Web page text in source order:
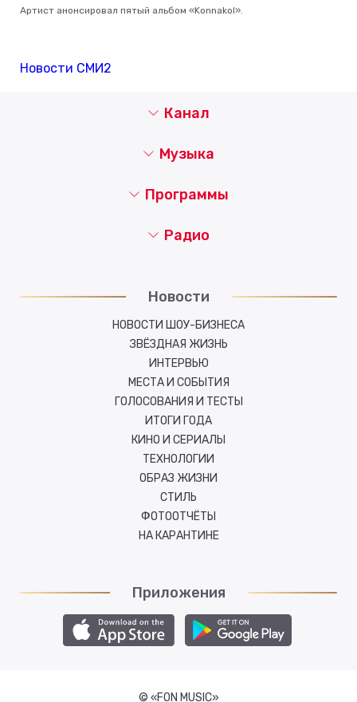
Артист анонсировал пятый альбом «Konnakol».
Новости СМИ2
Канал
Музыка
Новости
НОВОСТИ ШОУ-БИЗНЕСА
ЗВЁЗДНАЯ ЖИЗНЬ
ИНТЕРВЬЮ
МЕСТА И СОБЫТИЯ
ГОЛОСОВАНИЯ И ТЕСТЫ
ИТОГИ ГОДА
КИНО И СЕРИАЛЫ
ТЕХНОЛОГИИ
ОБРАЗ ЖИЗНИ
СТИЛЬ
ФОТООТЧЁТЫ
НА КАРАНТИНЕ
Программы
Радио
Приложения
© «FON MUSIC»